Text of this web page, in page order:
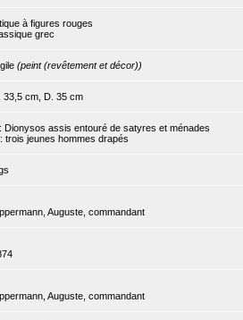
à figures rouges
grec
(peint (revêtement et décor))
33,5 cm, D. 35 cm
Dionysos assis entouré de satyres et ménades
trois jeunes hommes drapés
Auguste, commandant
Auguste, commandant